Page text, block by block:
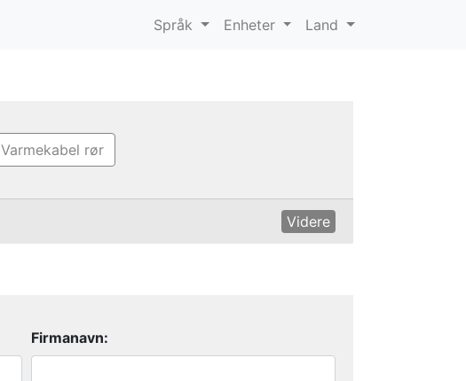
Språk Enheter Land
Varmekabel rør
Firmanavn: